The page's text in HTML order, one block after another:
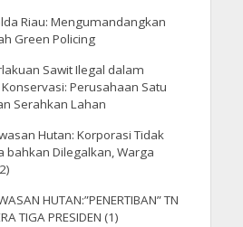
Riau: Mengumandangkan
Green Policing
Sawit Ilegal dalam
Perusahaan Satu
Serahkan Lahan
Hutan: Korporasi Tidak
bahkan Dilegalkan, Warga
HUTAN:”PENERTIBAN” TN
TIGA PRESIDEN (1)